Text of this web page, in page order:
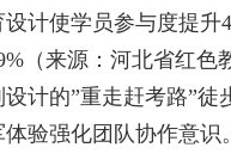
计使学员参与度提升
（来源：河北省红色
计的”重走赶考路”徒
验强化团队协作意识。